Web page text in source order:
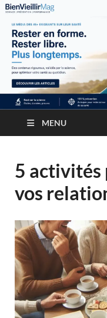
MENU
5 activités
vos